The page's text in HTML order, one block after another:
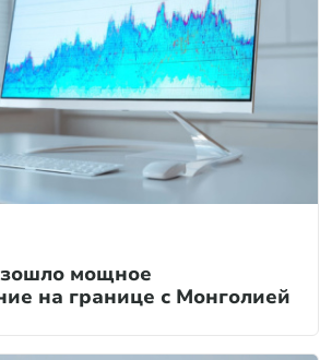
мощное
на границе с Монголией